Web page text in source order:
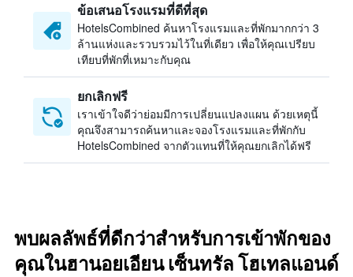
ข้อเสนอโรงแรมที่ดีที่สุด
HotelsCombined ค้นหาโรงแรมและที่พักมากกว่า 3
ล้านแห่งและรวบรวมไว้ในที่เดียว เพื่อให้คุณเปรียบ
เทียบที่พักที่เหมาะกับคุณ
ยกเลิกฟรี
เราเข้าใจดีว่าย่อมมีการเปลี่ยนแปลงแผน ด้วยเหตุนี้
คุณจึงสามารถค้นหาและจองโรงแรมและที่พักกับ
HotelsCombined จากตัวแทนที่ให้คุณยกเลิกได้ฟรี
พบผลลัพธ์ที่ดีกว่าสำหรับการเข้าพักของ
คุณในฮานอยเอียน เซ็นทรัล โฮเทลแอนด์